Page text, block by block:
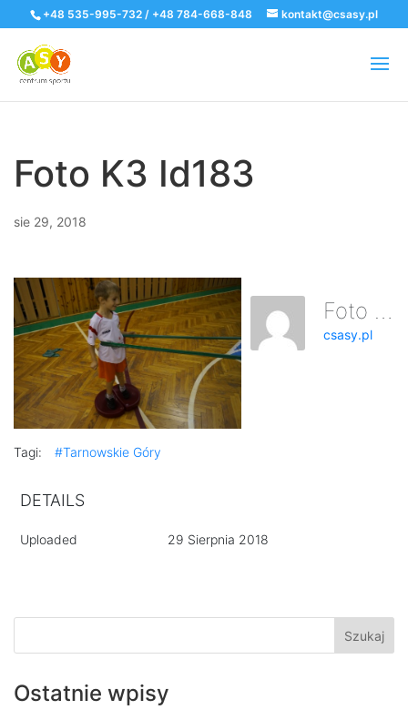
+48 535-995-732 / +48 784-668-848 kontakt@csasy.pl
Foto K3 Id183
sie 29, 2018
Foto K3 Id183
csasy.pl
Tagi: #Tarnowskie Góry
DETAILS
Uploaded 29 Sierpnia 2018
Ostatnie wpisy